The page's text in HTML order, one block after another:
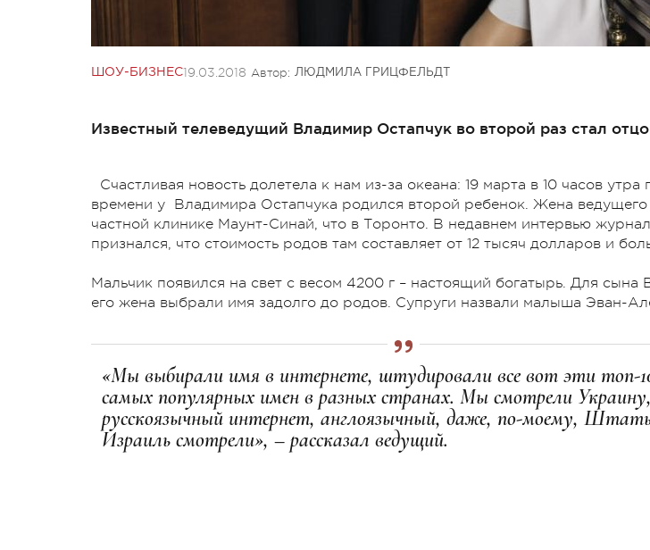
ШОУ-БИЗНЕС19.03.2018 Автор: ЛЮДМИЛА ГРИЦФЕЛЬДТ
Известный телеведущий Владимир Остапчук во второй раз стал
Счастливая новость долетела к нам из-за океана: 19 марта в 10 часов утра
времени у Владимира Остапчука родился второй ребенок. Жена
частной клинике Маунт-Синай, что в Торонто. В недавнем интервью
признался, что стоимость родов там составляет от 12 тысяч долларов и
Мальчик появился на свет с весом 4200 г – настоящий богатырь. Для сына
его жена выбрали имя задолго до родов. Супруги назвали малыша Эван-
«Мы выбирали имя в интернете, штудировали все вот эти топ-
самых популярных имен в разных странах. Мы смотрели Украину,
русскоязычный интернет, англоязычный, даже, по-моему,
Израиль смотрели», – рассказал ведущий.